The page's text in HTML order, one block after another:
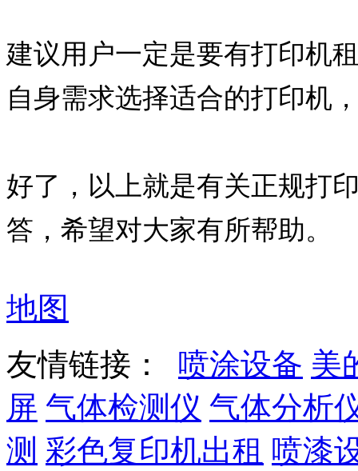
建议用户一定是要有打印机
自身需求选择适合的打印机
好了，以上就是有关正规打
答，希望对大家有所帮助。
地图
友情链接： 喷涂设备 美
屏 气体检测仪 气体分析
测 彩色复印机出租 喷漆